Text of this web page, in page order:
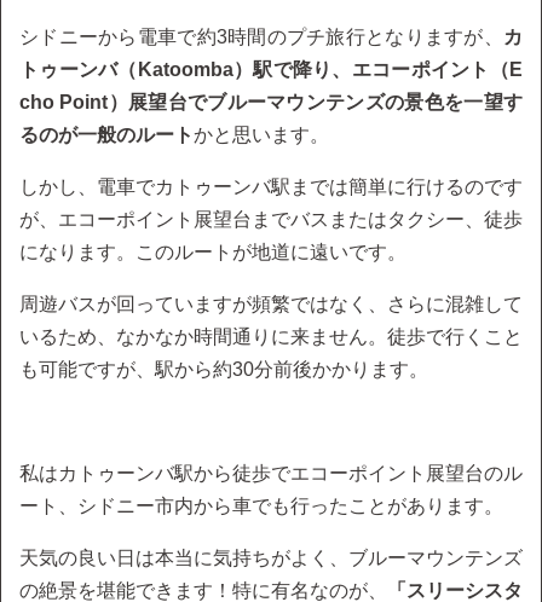
シドニーから電車で約3時間のプチ旅行となりますが、
カ
トゥーンバ（Katoomba）駅で降り、エコーポイント（E
cho Point）展望台でブルーマウンテンズの景色を一望す
るのが一般のルートかと思います。
しかし、電車でカトゥーンバ駅までは簡単に行けるのです
が、エコーポイント展望台までバスまたはタクシー、徒歩
になります。このルートが地道に遠いです。
周遊バスが回っていますが頻繁ではなく、さらに混雑して
いるため、なかなか時間通りに来ません。徒歩で行くこと
も可能ですが、駅から約30分前後かかります。
私はカトゥーンバ駅から徒歩でエコーポイント展望台のル
ート、シドニー市内から車でも行ったことがあります。
天気の良い日は本当に気持ちがよく、ブルーマウンテンズ
の絶景を堪能できます！特に有名なのが、
「スリーシスタ